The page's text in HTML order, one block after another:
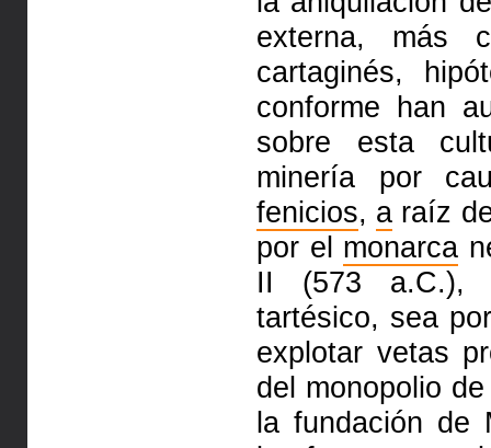
externa, más
cartaginés,
conforme han
sobre esta
minería por
fenicios, a raíz
por el monarca
II (573
tartésico, sea
explotar vetas
del monopolio
la fundación de